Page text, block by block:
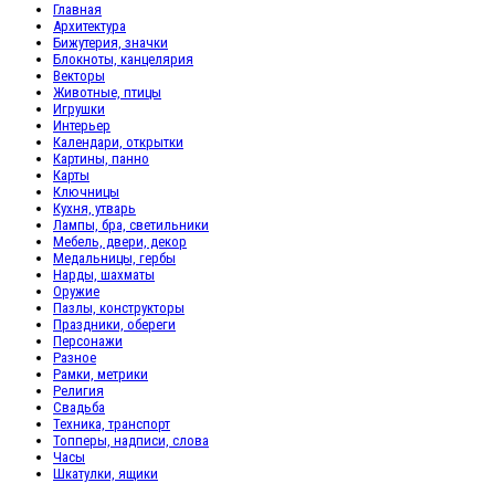
Главная
Архитектура
Бижутерия, значки
Блокноты, канцелярия
Векторы
Животные, птицы
Игрушки
Интерьер
Календари, открытки
Картины, панно
Карты
Ключницы
Кухня, утварь
Лампы, бра, светильники
Мебель, двери, декор
Медальницы, гербы
Нарды, шахматы
Оружие
Пазлы, конструкторы
Праздники, обереги
Персонажи
Разное
Рамки, метрики
Религия
Свадьба
Техника, транспорт
Топперы, надписи, слова
Часы
Шкатулки, ящики